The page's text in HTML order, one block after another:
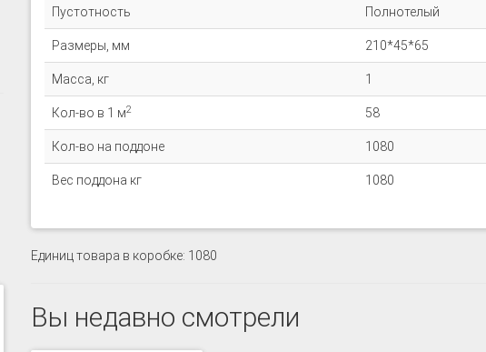
Пустотность Полнотелый
Размеры, мм 210*45*65
Масса, кг 1
Кол-во в 1 м2 58
Кол-во на поддоне 1080
Вес поддона кг 1080
Единиц товара в коробке: 1080
Вы недавно смотрели